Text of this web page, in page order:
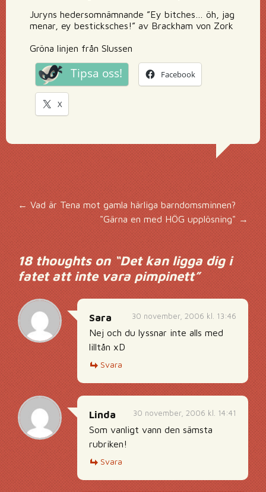
Juryns hedersomnämnande ”Ey bitches… öh, jag
menar, ey besticksches!” av Brackham von Zork
Gröna linjen från Slussen
Tipsa oss! Facebook
X
Inläggsnavigering
←Vad är Tena mot gamla härliga barndomsminnen?
"Gärna en med HÖG upplösning"→
18 thoughts on “Det kan ligga dig i
fatet att inte vara pimpinett”
30 november, 2006 kl. 13:46
Sara
Nej och du lyssnar inte alls med
lilltån xD
Svara
30 november, 2006 kl. 14:41
Linda
Som vanligt vann den sämsta
rubriken!
Svara